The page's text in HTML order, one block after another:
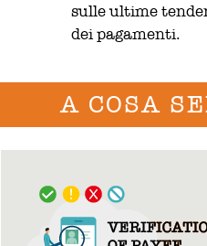
sulle ultime
dei pagamenti.
A COSA